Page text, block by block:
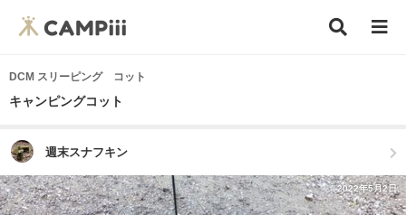
DCM スリーピング コット
キャンピングコット
週末スナフキン
2022年5月2日